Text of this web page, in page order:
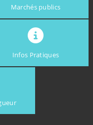
Marchés publics
Infos Pratiques